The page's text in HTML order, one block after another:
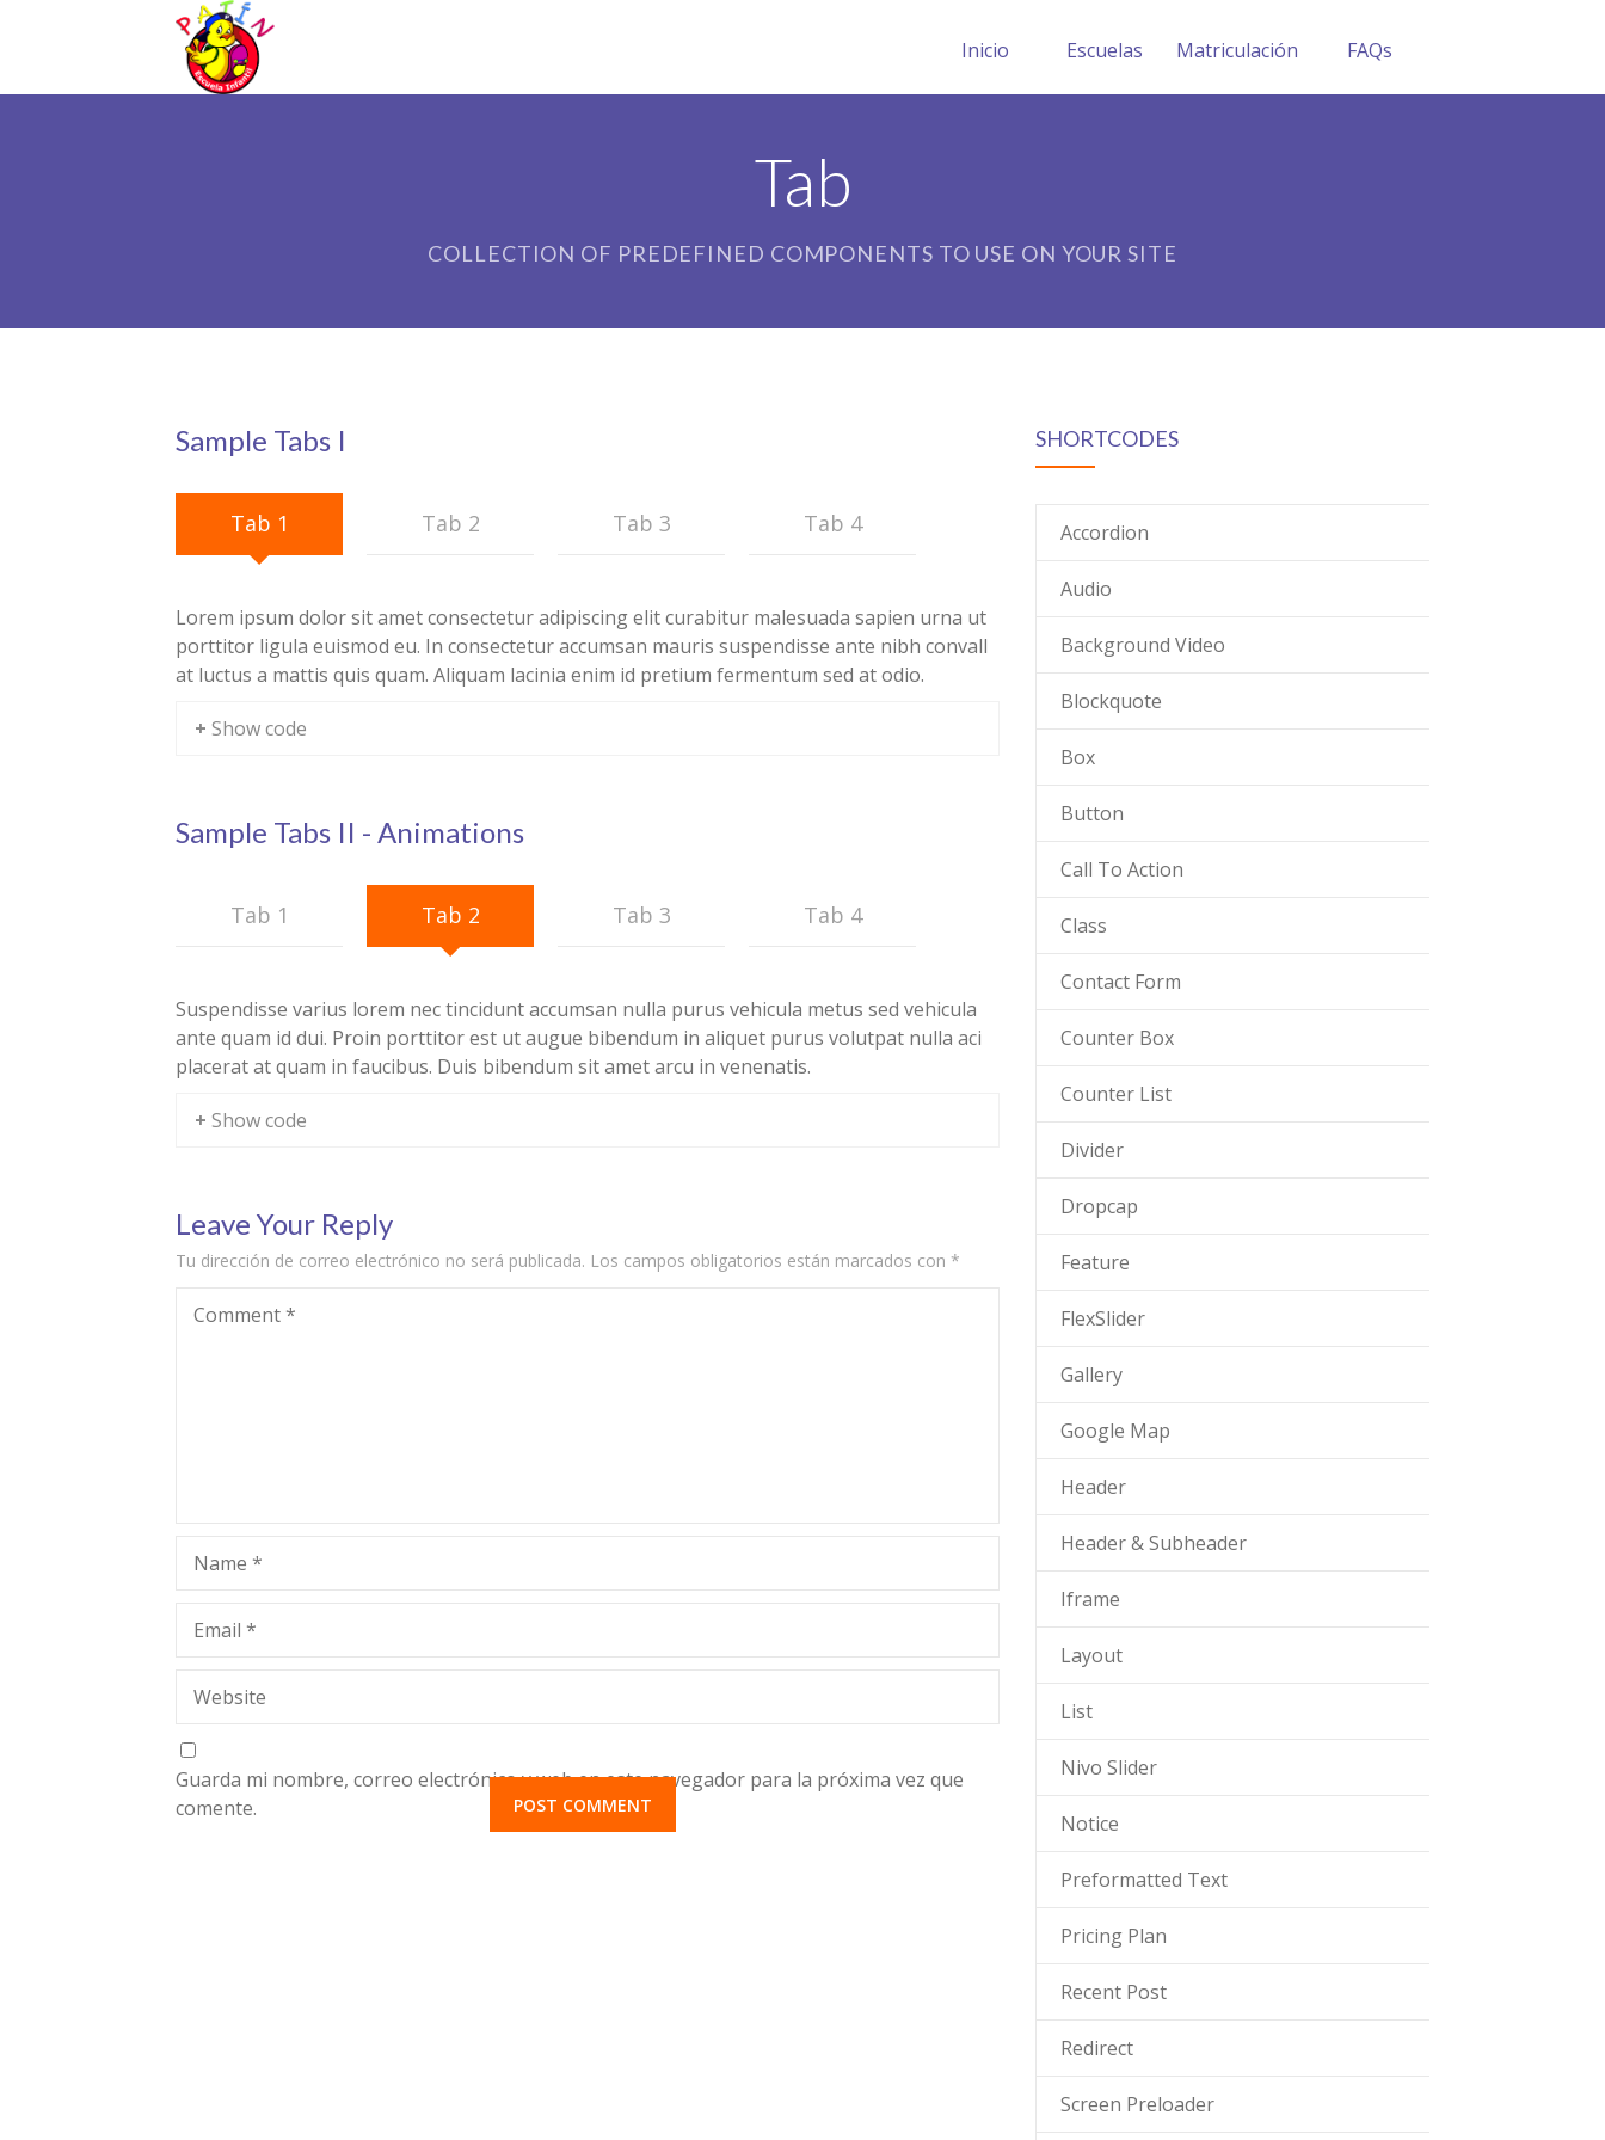
Inicio Escuelas Matriculación FAQs
Tab
COLLECTION OF PREDEFINED COMPONENTS TO USE ON YOUR SITE
Sample Tabs I
Tab 1 Tab 2 Tab 3 Tab 4
Lorem ipsum dolor sit amet consectetur adipiscing elit curabitur malesuada sapien urna ut
porttitor ligula euismod eu. In consectetur accumsan mauris suspendisse ante nibh convall
at luctus a mattis quis quam. Aliquam lacinia enim id pretium fermentum sed at odio.
+ Show code
Sample Tabs II - Animations
Tab 1 Tab 2 Tab 3 Tab 4
Suspendisse varius lorem nec tincidunt accumsan nulla purus vehicula metus sed vehicula
ante quam id dui. Proin porttitor est ut augue bibendum in aliquet purus volutpat nulla aci
placerat at quam in faucibus. Duis bibendum sit amet arcu in venenatis.
+ Show code
Leave Your Reply
Tu dirección de correo electrónico no será publicada. Los campos obligatorios están marcados con *
Comment*
Name *
Email *
Website
Guarda mi nombre, correo electrónico y web en este navegador para la próxima vez que
comente.
SHORTCODES
Accordion
Audio
Background Video
Blockquote
Box
Button
Call To Action
Class
Contact Form
Counter Box
Counter List
Divider
Dropcap
Feature
FlexSlider
Gallery
Google Map
Header
Header & Subheader
Iframe
Layout
List
Nivo Slider
Notice
Preformatted Text
Pricing Plan
Recent Post
Redirect
Screen Preloader